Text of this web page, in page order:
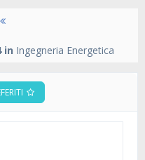
in Ingegneria Energetica